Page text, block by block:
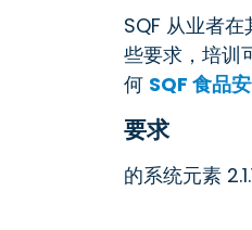
SQF 从业者
些要求，培训
何 SQF 食品
要求
的系统元素